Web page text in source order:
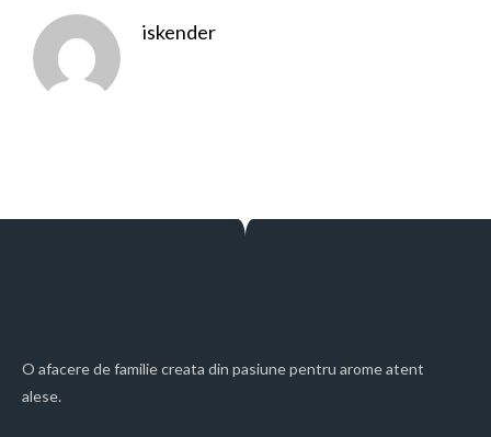
iskender
O afacere de familie creata din pasiune pentru arome atent
alese.